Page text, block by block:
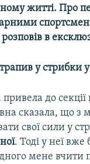
житті. Про
в
у стрибки у
до
сказала, що з
свої сили у
. Тоді у неї вже
мене вчити